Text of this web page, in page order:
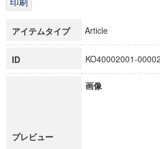
博士課程教育リーディングプロ
アイテムタイプ Article
ID KO40002001-
プレビュー
画像